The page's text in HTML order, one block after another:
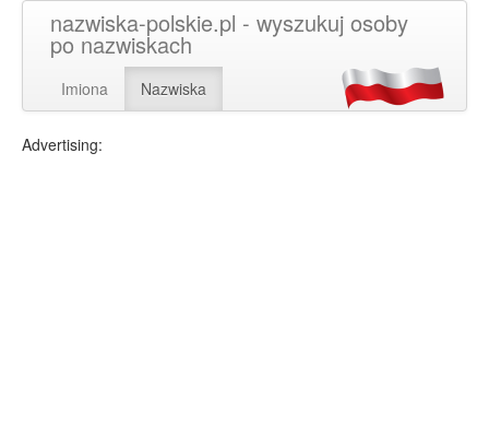
nazwiska-polskie.pl - wyszukuj osoby
po nazwiskach
Imiona Nazwiska
Advertising: